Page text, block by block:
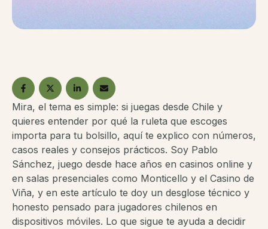
Mira, el tema es simple: si juegas desde Chile y
quieres entender por qué la ruleta que escoges
importa para tu bolsillo, aquí te explico con números,
casos reales y consejos prácticos. Soy Pablo
Sánchez, juego desde hace años en casinos online y
en salas presenciales como Monticello y el Casino de
Viña, y en este artículo te doy un desglose técnico y
honesto pensado para jugadores chilenos en
dispositivos móviles. Lo que sigue te ayuda a decidir